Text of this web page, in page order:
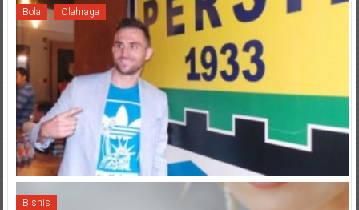
Bola Olahraga
Bisnis